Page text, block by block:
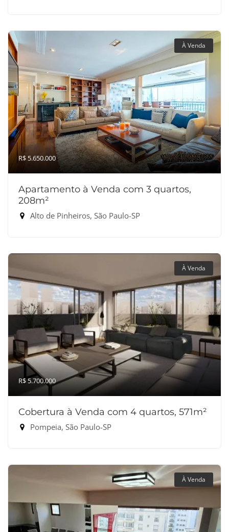
À Venda
R$ 5.650.000
Apartamento à Venda com 3 quartos,
208m²
Alto de Pinheiros, São Paulo-SP
À Venda
R$ 5.700.000
Cobertura à Venda com 4 quartos, 571m²
Pompeia, São Paulo-SP
À Venda